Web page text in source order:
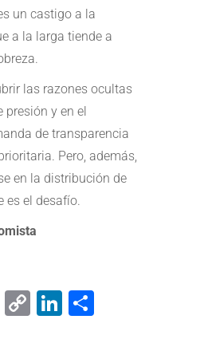
un castigo a la
a la larga tiende a
las razones ocultas
presión y en el
de transparencia
Pero, además,
en la distribución de
es el desafío.
Facebook
CopyLinkedIn